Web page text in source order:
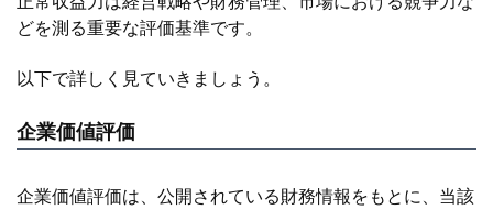
どを測る重要な評価基準です。
以下で詳しく見ていきましょう。
企業価値評価
企業価値評価は、公開されている財務情報をもとに、当該